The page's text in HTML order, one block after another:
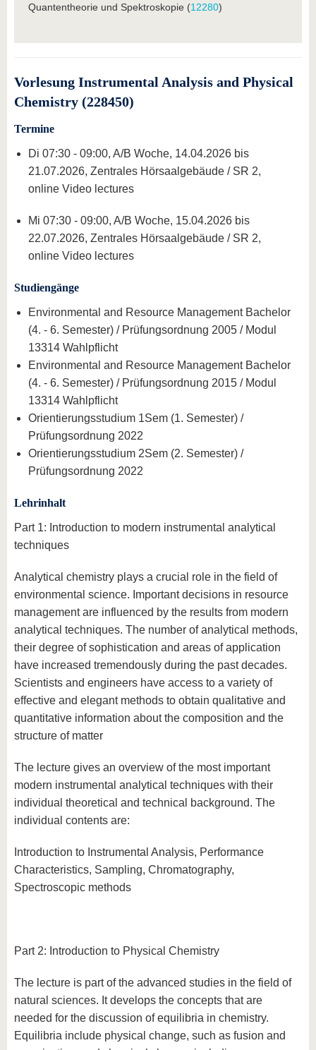
Quantentheorie und Spektroskopie (12280)
Vorlesung Instrumental Analysis and Physical
Chemistry (228450)
Termine
Di 07:30 - 09:00, A/B Woche, 14.04.2026 bis
21.07.2026, Zentrales Hörsaalgebäude / SR 2,
online Video lectures
Mi 07:30 - 09:00, A/B Woche, 15.04.2026 bis
22.07.2026, Zentrales Hörsaalgebäude / SR 2,
online Video lectures
Studiengänge
Environmental and Resource Management Bachelor
(4. - 6. Semester) / Prüfungsordnung 2005 / Modul
13314 Wahlpflicht
Environmental and Resource Management Bachelor
(4. - 6. Semester) / Prüfungsordnung 2015 / Modul
13314 Wahlpflicht
Orientierungsstudium 1Sem (1. Semester) /
Prüfungsordnung 2022
Orientierungsstudium 2Sem (2. Semester) /
Prüfungsordnung 2022
Lehrinhalt
Part 1: Introduction to modern instrumental analytical
techniques
Analytical chemistry plays a crucial role in the field of
environmental science. Important decisions in resource
management are influenced by the results from modern
analytical techniques. The number of analytical methods,
their degree of sophistication and areas of application
have increased tremendously during the past decades.
Scientists and engineers have access to a variety of
effective and elegant methods to obtain qualitative and
quantitative information about the composition and the
structure of matter
The lecture gives an overview of the most important
modern instrumental analytical techniques with their
individual theoretical and technical background. The
individual contents are:
Introduction to Instrumental Analysis, Performance
Characteristics, Sampling, Chromatography,
Spectroscopic methods
Part 2: Introduction to Physical Chemistry
The lecture is part of the advanced studies in the field of
natural sciences. It develops the concepts that are
needed for the discussion of equilibria in chemistry.
Equilibria include physical change, such as fusion and